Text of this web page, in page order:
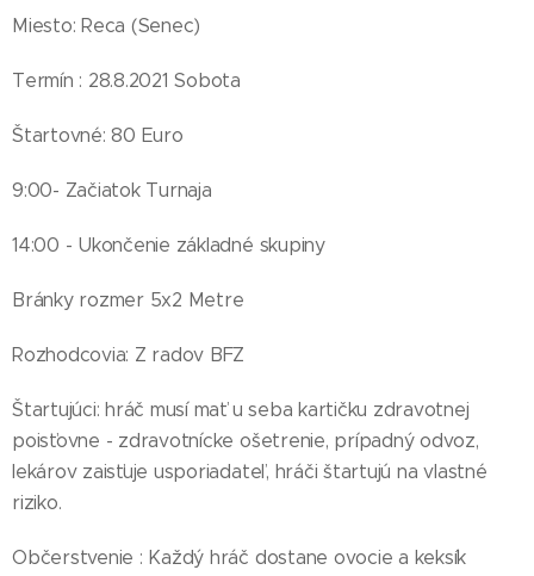
Miesto: Reca (Senec)
Termín : 28.8.2021 Sobota
Štartovné: 80 Euro
9:00- Začiatok Turnaja
14:00 - Ukončenie základné skupiny
Bránky rozmer 5x2 Metre
Rozhodcovia: Z radov BFZ
Štartujúci: hráč musí mať u seba kartičku zdravotnej
poisťovne - zdravotnícke ošetrenie, prípadný odvoz,
lekárov zaisťuje usporiadateľ, hráči štartujú na vlastné
riziko.
Občerstvenie : Každý hráč dostane ovocie a keksík